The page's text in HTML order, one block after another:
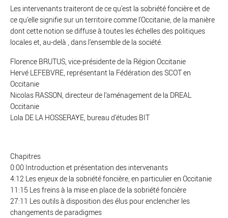
Les intervenants traiteront de ce qu’est la sobriété foncière et de
ce qu’elle signifie sur un territoire comme l’Occitanie, de la manière
dont cette notion se diffuse à toutes les échelles des politiques
locales et, au-delà , dans l’ensemble de la société.
Florence BRUTUS, vice-présidente de la Région Occitanie
Hervé LEFEBVRE, représentant la Fédération des SCOT en
Occitanie
Nicolas RASSON, directeur de l’aménagement de la DREAL
Occitanie
Lola DE LA HOSSERAYE, bureau d’études BIT
Chapitres
0:00 Introduction et présentation des intervenants
4:12 Les enjeux de la sobriété foncière, en particulier en Occitanie
11:15 Les freins à la mise en place de la sobriété foncière
27:11 Les outils à disposition des élus pour enclencher les
changements de paradigmes